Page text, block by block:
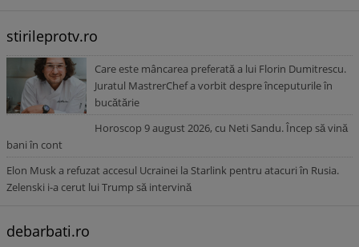
stirileprotv.ro
Care este mâncarea preferată a lui Florin Dumitrescu.
Juratul MastrerChef a vorbit despre începuturile în
bucătărie
Horoscop 9 august 2026, cu Neti Sandu. Încep să vină
bani în cont
Elon Musk a refuzat accesul Ucrainei la Starlink pentru atacuri în Rusia.
Zelenski i-a cerut lui Trump să intervină
debarbati.ro